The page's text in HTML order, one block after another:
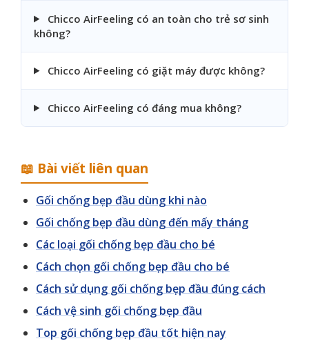
Chicco AirFeeling có an toàn cho trẻ sơ sinh
không?
Chicco AirFeeling có giặt máy được không?
Chicco AirFeeling có đáng mua không?
📖 Bài viết liên quan
Gối chống bẹp đầu dùng khi nào
Gối chống bẹp đầu dùng đến mấy tháng
Các loại gối chống bẹp đầu cho bé
Cách chọn gối chống bẹp đầu cho bé
Cách sử dụng gối chống bẹp đầu đúng cách
Cách vệ sinh gối chống bẹp đầu
Top gối chống bẹp đầu tốt hiện nay